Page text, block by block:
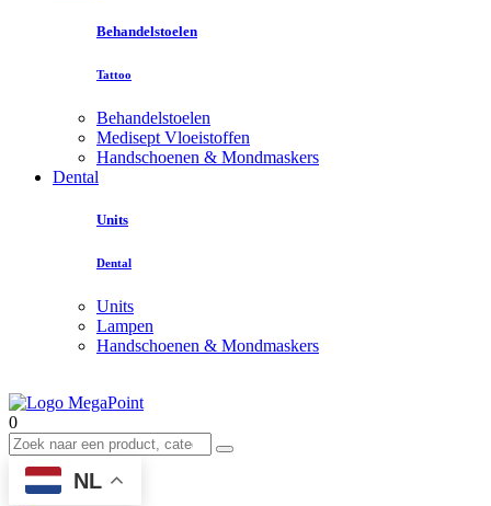
Behandelstoelen
Tattoo
Behandelstoelen
Medisept Vloeistoffen
Handschoenen & Mondmaskers
Dental
Units
Dental
Units
Lampen
Handschoenen & Mondmaskers
0
NL